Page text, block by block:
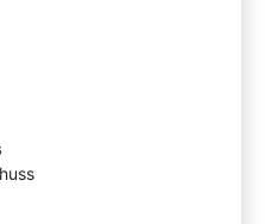
Finanzausschusses
Gesichtspunkte
Auskunftspersonen
eingereichten
der